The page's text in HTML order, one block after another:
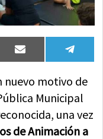
Compartir
en
Email
en
nuevo motivo de
Municipal
una vez
de Animación a